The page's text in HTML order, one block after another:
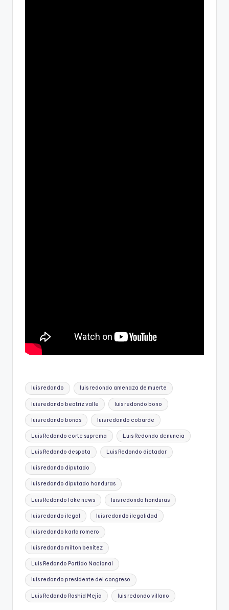
Etiquetas:
luis redondo luis redondo amenaza de muerte
luis redondo beatriz valle luis redondo bono
luis redondo bonos luis redondo cobarde
Luis Redondo corte suprema Luis Redondo denuncia
Luis Redondo despota Luis Redondo dictador
luis redondo diputado
luis redondo diputado honduras
Luis Redondo fake news luis redondo honduras
luis redondo ilegal luis redondo ilegalidad
luis redondo karla romero
luis redondo milton benítez
Luis Redondo Partido Nacional
luis redondo presidente del congreso
Luis Redondo Rashid Mejía luis redondo villano